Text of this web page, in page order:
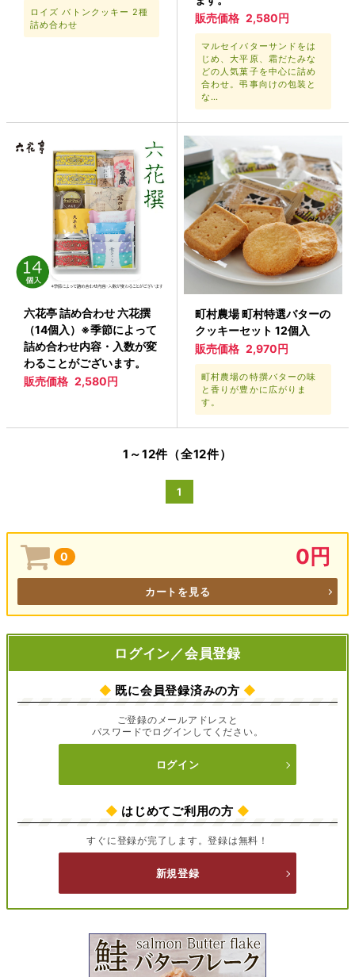
ロイズ バトンクッキー 2種
詰め合わせ
販売価格 2,580円
マルセイバターサンドをは
じめ、大平原、霜だたみな
どの人気菓子を中心に詰め
合わせ。弔事向けの包装と
な…
六花亭 詰め合わせ 六花撰
（14個入）※季節によって
詰め合わせ内容・入数が変
わることがございます。
販売価格 2,580円
町村農場 町村特選バターの
クッキーセット 12個入
販売価格 2,970円
町村農場の特撰バターの味
と香りが豊かに広がりま
す。
1～12件（全12件）
1
0 0円
カートを見る
ログイン／会員登録
◆ 既に会員登録済みの方 ◆
ご登録のメールアドレスと
パスワードでログインしてください。
ログイン
◆ はじめてご利用の方 ◆
すぐに登録が完了します。登録は無料！
新規登録